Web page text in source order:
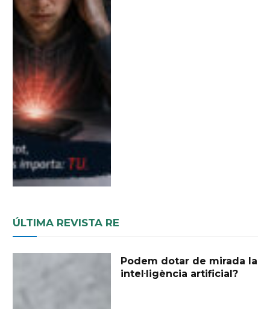
ÚLTIMA REVISTA RE
Podem dotar de mirada la
intel·ligència artificial?